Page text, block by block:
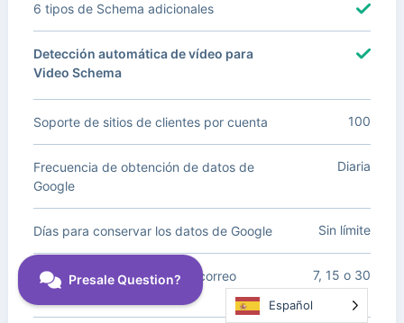
6 tipos de Schema adicionales
Detección automática de vídeo para
Video Schema
Soporte de sitios de clientes por cuenta 100
Frecuencia de obtención de datos de
Google
Diaria
Días para conservar los datos de Google Sin límite
Frecuencia de informes por correo
7, 15 o 30
Español